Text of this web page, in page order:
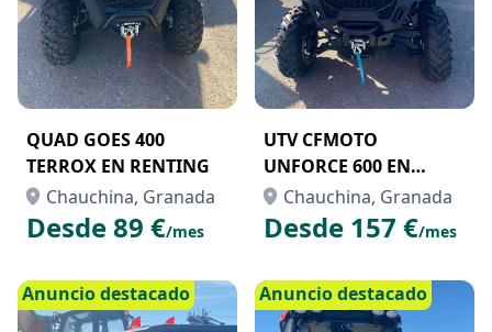
QUAD GOES 400
TERROX EN RENTING
Chauchina, Granada
Desde 89 €/mes
UTV CFMOTO
UNFORCE 600 EN
AQUILER CON OPCIÓN
A COMPRA
Chauchina, Granada
Desde 157 €/mes
Anuncio destacado Anuncio destacado